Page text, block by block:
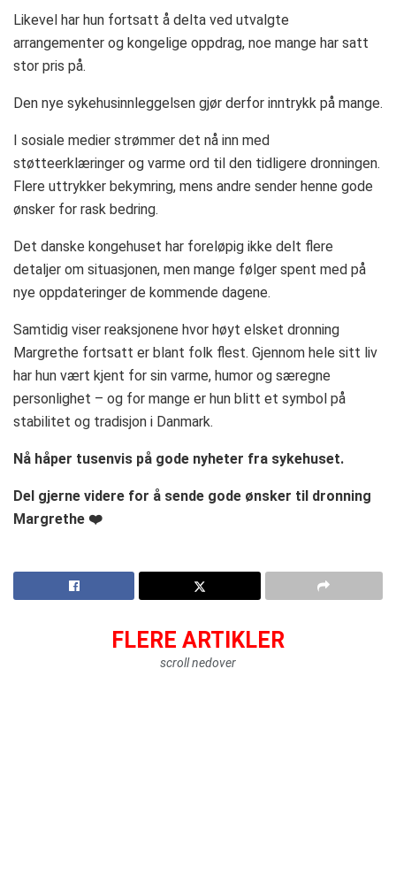
Likevel har hun fortsatt å delta ved utvalgte
arrangementer og kongelige oppdrag, noe mange har satt
stor pris på.
Den nye sykehusinnleggelsen gjør derfor inntrykk på mange.
I sosiale medier strømmer det nå inn med
støtteerklæringer og varme ord til den tidligere dronningen.
Flere uttrykker bekymring, mens andre sender henne gode
ønsker for rask bedring.
Det danske kongehuset har foreløpig ikke delt flere
detaljer om situasjonen, men mange følger spent med på
nye oppdateringer de kommende dagene.
Samtidig viser reaksjonene hvor høyt elsket dronning
Margrethe fortsatt er blant folk flest. Gjennom hele sitt liv
har hun vært kjent for sin varme, humor og særegne
personlighet – og for mange er hun blitt et symbol på
stabilitet og tradisjon i Danmark.
Nå håper tusenvis på gode nyheter fra sykehuset.
Del gjerne videre for å sende gode ønsker til dronning
Margrethe ❤️
FLERE ARTIKLER
scroll nedover